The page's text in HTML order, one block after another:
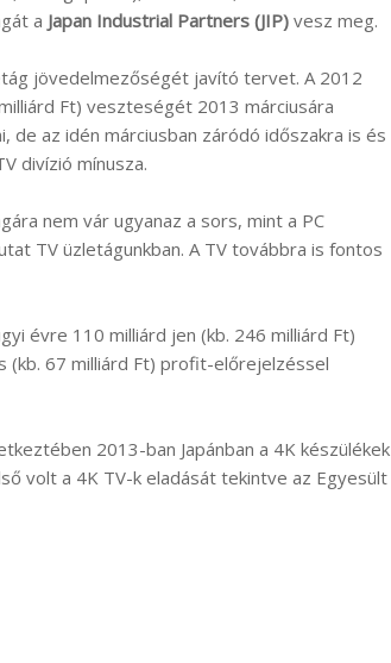
a Japan Industrial Partners (JIP) vesz meg.
jövedelmezőségét javító tervet. A 2012
Ft) veszteségét 2013 márciusára
de az idén márciusban záródó időszakra is és
divízió mínusza.
nem vár ugyanaz a sors, mint a PC
TV üzletágunkban. A TV továbbra is fontos
évre 110 milliárd jen (kb. 246 milliárd Ft)
67 milliárd Ft) profit-előrejelzéssel
2013-ban Japánban a 4K készülékek
volt a 4K TV-k eladását tekintve az Egyesült